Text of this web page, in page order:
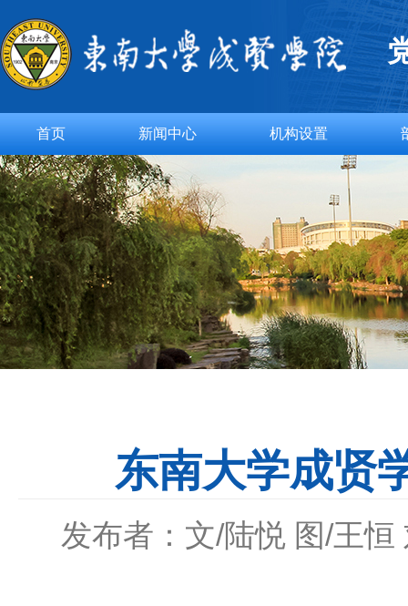
首页 新闻中心 机构设置
东南大学成贤
发布者：文/陆悦 图/王